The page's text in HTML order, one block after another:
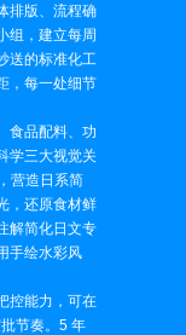
排版、流程确
组，建立每周
送的标准化工
，每一处细节
食品配料、功
学三大视觉关
营造日系简
，还原食材鲜
解简化日文专
手绘水彩风
控能力，可在
节奏。5 年